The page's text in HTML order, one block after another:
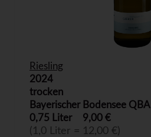
Riesling
2024
trocken
Bayerischer Bodensee QBA
0,75 Liter
9,00 €
(1,0 Liter = 12,00 €)